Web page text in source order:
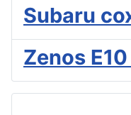
Subaru
Zenos